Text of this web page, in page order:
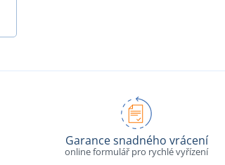
Garance snadného vrácení
online formulář pro rychlé vyřízení